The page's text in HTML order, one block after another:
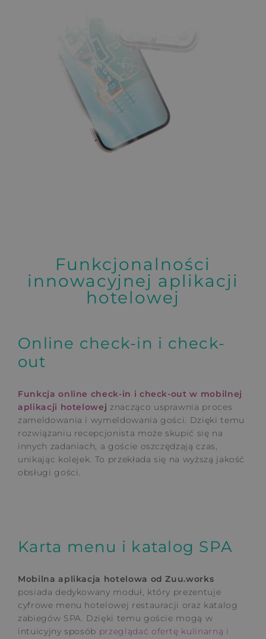
Funkcjonalności
innowacyjnej aplikacji
hotelowej
Online check-in i check-
out
Funkcja online check-in i check-out w mobilnej
aplikacji hotelowej znacząco usprawnia proces
zameldowania i wymeldowania gości. Dzięki temu
rozwiązaniu recepcjonista może skupić się na
innych zadaniach, a goście oszczędzają czas,
unikając kolejek. To przekłada się na wyższą jakość
obsługi gości.
Karta menu i katalog SPA
Mobilna aplikacja hotelowa od Zuu.works
posiada dedykowany moduł, który prezentuje
cyfrowe menu hotelowej restauracji oraz katalog
zabiegów SPA. Dzięki temu goście mogą w
intuicyjny sposób przeglądać ofertę kulinarną i